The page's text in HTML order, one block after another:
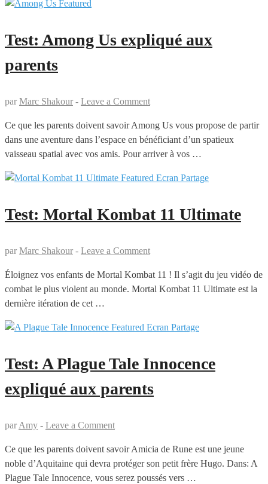
Test: Among Us expliqué aux
parents
par Marc Shakour - Leave a Comment
Ce que les parents doivent savoir Among Us vous propose de partir
dans une aventure dans l’espace en bénéficiant d’un spatieux
vaisseau spatial avec vos amis. Pour arriver à vos …
Test: Mortal Kombat 11 Ultimate
par Marc Shakour - Leave a Comment
Éloignez vos enfants de Mortal Kombat 11 ! Il s’agit du jeu vidéo de
combat le plus violent au monde. Mortal Kombat 11 Ultimate est la
dernière itération de cet …
Test: A Plague Tale Innocence
expliqué aux parents
par Amy - Leave a Comment
Ce que les parents doivent savoir Amicia de Rune est une jeune
noble d’Aquitaine qui devra protéger son petit frère Hugo. Dans: A
Plague Tale Innocence, vous serez poussés vers …